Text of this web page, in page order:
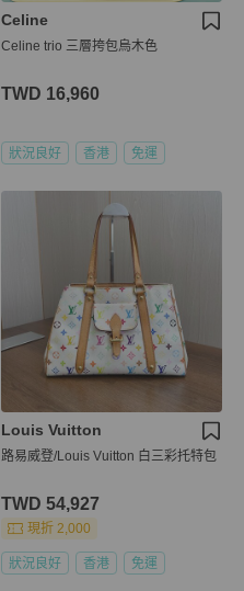
Celine
Celine trio 三層挎包烏木色
TWD 16,960
狀況良好 香港 免運
Louis Vuitton
路易威登/Louis Vuitton 白三彩托特包
TWD 54,927
現折 2,000
狀況良好 香港 免運